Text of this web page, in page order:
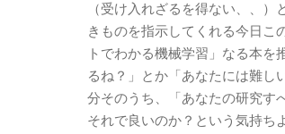
（受け入れざるを得ない、、
きものを指示してくれる今日こ
トでわかる機械学習」なる本
るね？」とか「あなたには難し
分そのうち、「あなたの研究す
それで良いのか？という気持ち